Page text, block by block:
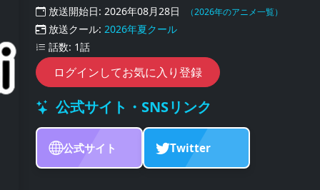
放送開始日: 2026年08月28日 （2026年のアニメ一覧）
放送クール: 2026年夏クール
話数: 1話
ログインしてお気に入り登録
公式サイト・SNSリンク
公式サイト Twitter